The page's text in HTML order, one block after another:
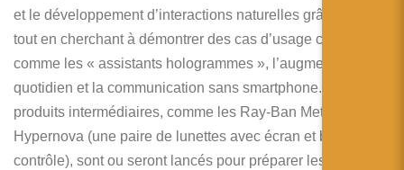
et le développement d’interactions naturelles grâce à l’IA,
tout en cherchant à démontrer des cas d’usage concrets
comme les « assistants hologrammes », l’augmentation du
quotidien et la communication sans smartphone. Des
produits intermédiaires, comme les Ray-Ban Meta et
Hypernova (une paire de lunettes avec écran et bracelet de
contrôle), sont ou seront lancés pour préparer les